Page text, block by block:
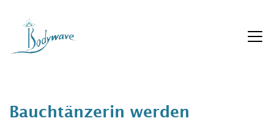
springen
Bauchtänzerin werden